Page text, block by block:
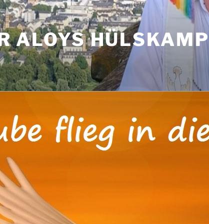
ALOYS HÜLSKAMP